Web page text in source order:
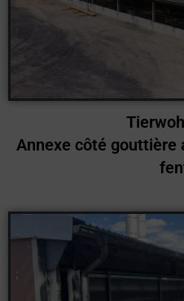
Annexe côté gouttière